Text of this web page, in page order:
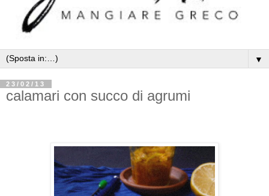
▼
23/02/13
calamari con succo di agrumi